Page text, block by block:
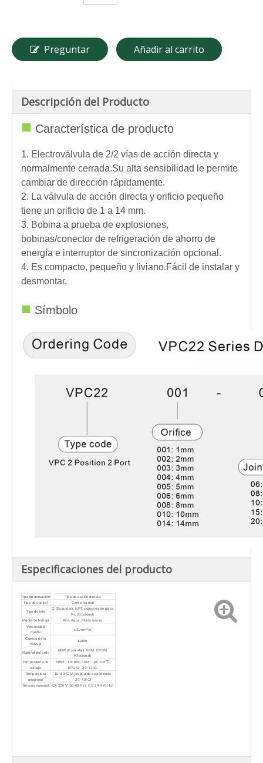
Preguntar Añadir al carrito
Descripción del Producto
■ Característica de producto
1. Electroválvula de 2/2 vías de acción directa y
normalmente cerrada.Su alta sensibilidad le permite
cambiar de dirección rápidamente.
2. La válvula de acción directa y orificio pequeño
tiene un orificio de 1 a 14 mm.
3. Bobina a prueba de explosiones,
bobinas/conector de refrigeración de ahorro de
energía e interruptor de sincronización opcional.
4. Es compacto, pequeño y liviano.Fácil de instalar y
desmontar.
■ Símbolo
Especificaciones del producto
Tipo de actuación Tipo de acción directa
Tipo de control Cierre normal
Tipo de hilo
G (Estándar), NPT, conexión de placa
Rc (Opcional)
Medio de trabajo
Aire, Agua, Fluido neutro
Viscosidad
media
≤21mm2/s
Cuerpo de la
válvula
Latón
Material del sello
NBR (Estándar), FKM, EPDM
(Opcional)
Temperatura de
trabajo
NBR: -10~80C FKM: -10~110℃
EPDM: -20~120C
Temperatura
ambiente
-10~50°C (A prueba de explosiones:
-20~40°C)
Tensión nominal
CA 220 V (50-60 Hz), CC 24 V (0 Hz)